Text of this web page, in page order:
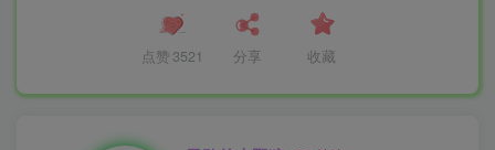
点赞 3521 分享 收藏